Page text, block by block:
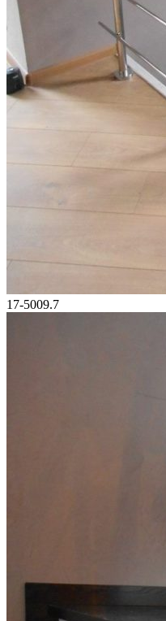
17-5009.7